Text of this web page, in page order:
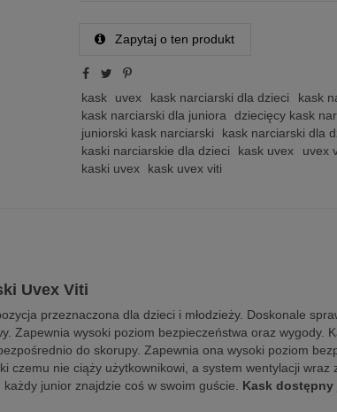
Zapytaj o ten produkt
kask uvex kask narciarski dla dzieci
kask
kask narciarski dla juniora dziecięcy kask
juniorski kask narciarski
kask narciarski dla
kaski narciarskie dla dzieci
kask uvex uvex
kaski uvex
kask uvex viti
Uvex Viti
przeznaczona dla dzieci i młodzieży. Doskonale
Zapewnia wysoki poziom bezpieczeństwa oraz
do skorupy. Zapewnia ona wysoki poziom
nie ciąży użytkownikowi, a system wentylacji
junior znajdzie coś w swoim guście.
Kask dostępny